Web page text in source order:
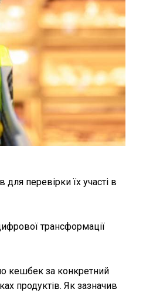
перевірки їх участі в
трансформації
кешбек за конкретний
продуктів. Як зазначив